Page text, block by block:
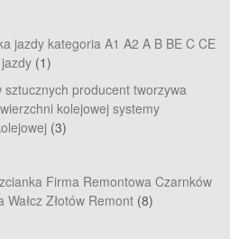
jazdy kategoria A1 A2 A B BE C CE
(1)
sztucznych producent tworzywa
kolejowej systemy
(3)
Firma Remontowa Czarnków
Wałcz Złotów Remont (8)